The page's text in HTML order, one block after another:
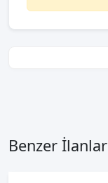
Benzer İlanlar